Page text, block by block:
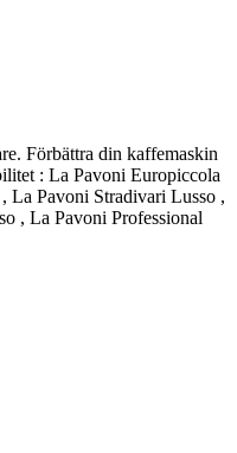
Förbättra din kaffemaskin
: La Pavoni Europiccola
La Pavoni Stradivari Lusso ,
, La Pavoni Professional